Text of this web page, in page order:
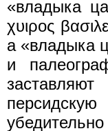
«владыка
χυιρος
а «владыка
и